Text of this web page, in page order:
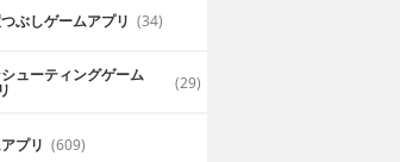
ぶしゲームアプリ (34)
ューティングゲーム (29)
プリ (609)